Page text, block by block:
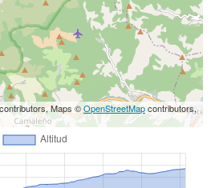
contributors, Maps ©OpenStreetMapcontributors,